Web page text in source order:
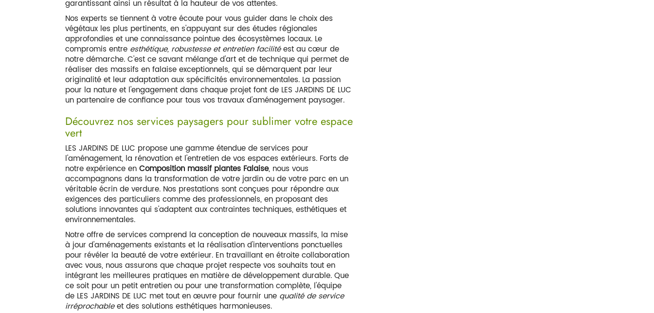
COMPOSITION MASSIF PLANTES FALAISE
garantissant ainsi un résultat à la hauteur de vos attentes.
Nos experts se tiennent à votre écoute pour vous guider dans le choix des
végétaux les plus pertinents, en s'appuyant sur des études régionales
approfondies et une connaissance pointue des écosystèmes locaux. Le
compromis entre esthétique, robustesse et entretien facilitéest au cœur de
notre démarche. C'est ce savant mélange d'art et de technique qui permet de
réaliser des massifs en falaise exceptionnels, qui se démarquent par leur
originalité et leur adaptation aux spécificités environnementales. La passion
pour la nature et l'engagement dans chaque projet font de LES JARDINS DE LUC
un partenaire de confiance pour tous vos travaux d'aménagement paysager.
Découvrez nos services paysagers pour sublimer votre espace
vert
LES JARDINS DE LUC propose une gamme étendue de services pour
l'aménagement, la rénovation et l'entretien de vos espaces extérieurs. Forts de
notre expérience enComposition massif plantes Falaise, nous vous
accompagnons dans la transformation de votre jardin ou de votre parc en un
véritable écrin de verdure. Nos prestations sont conçues pour répondre aux
exigences des particuliers comme des professionnels, en proposant des
solutions innovantes qui s'adaptent aux contraintes techniques, esthétiques et
environnementales.
Notre offre de services comprend la conception de nouveaux massifs, la mise
à jour d'aménagements existants et la réalisation d'interventions ponctuelles
pour révéler la beauté de votre extérieur. En travaillant en étroite collaboration
avec vous, nous assurons que chaque projet respecte vos souhaits tout en
intégrant les meilleures pratiques en matière de développement durable. Que
ce soit pour un petit entretien ou pour une transformation complète, l'équipe
de LES JARDINS DE LUC met tout en œuvre pour fournir une qualité de service
irréprochableet des solutions esthétiques harmonieuses.